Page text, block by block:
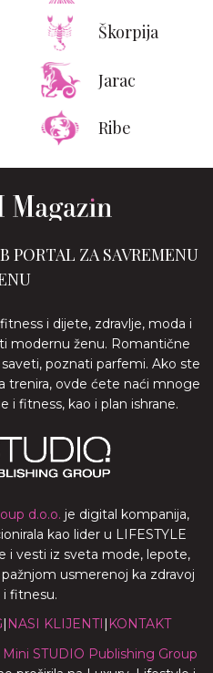
Škorpija
Jarac
Ribe
PORTAL ZA SAVREMENU
i dijete, zdravlje, moda i
modernu ženu. Romantične
poznati parfemi. Ako ste
trenira, ovde ćete naći mnoge
i fitness, kao i plan ishrane.
d.o.o. je digital kompanija,
kao lider u LIFESTYLE
i vesti iz sveta mode, lepote,
usmerenoj ka zdravoj
i fitnesu.
| NASI KLIJENTI | KONTAKT
Mini STUDIO Publishing Group